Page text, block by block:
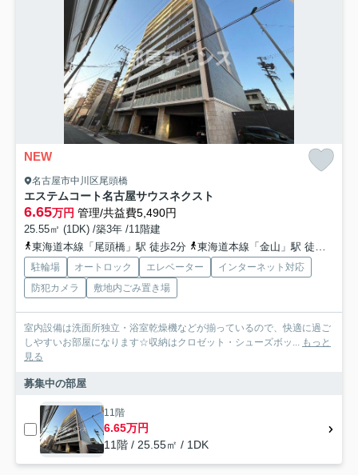
NEW
名古屋市中川区尾頭橋
エステムコート名古屋サウスネクスト
6.65万円 管理/共益費5,490円
25.55㎡ (1DK) /築3年 /11階建
東海道本線「尾頭橋」駅 徒歩2分
東海道本線「金山」駅 徒歩16分
駐輪場 オートロック エレベーター
インターネット対応
防犯カメラ
敷地内ごみ置き場
室内設備は洗面所独立・浴室乾燥機などが揃っているので、快適に過ご
しやすいお部屋になります☆収納はクロゼット・シューズボッ... もっと
見る
募集中の部屋
11階
6.65万円
11階 / 25.55㎡ / 1DK